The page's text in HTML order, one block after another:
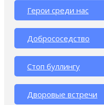
Герои среди нас
Добрососедство
Стоп буллингу
Дворовые встречи